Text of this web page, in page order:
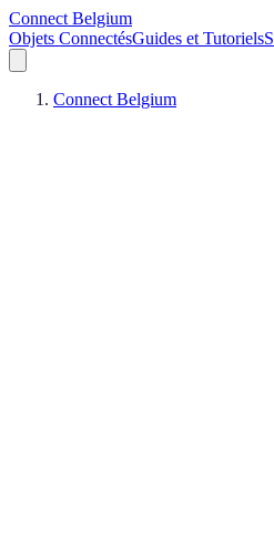
Connect Belgium
Objets ConnectésGuides et Tutoriels
Connect Belgium